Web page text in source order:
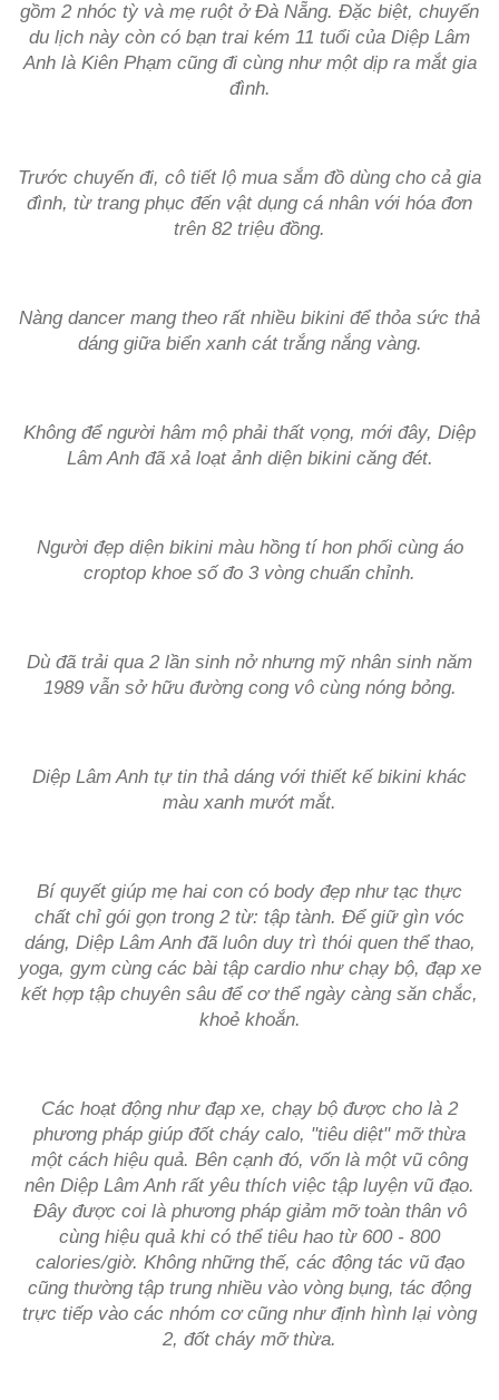
gồm 2 nhóc tỳ và mẹ ruột ở Đà Nẵng. Đặc biệt, chuyến
du lịch này còn có bạn trai kém 11 tuổi của Diệp Lâm
Anh là Kiên Phạm cũng đi cùng như một dịp ra mắt gia
đình.
Trước chuyến đi, cô tiết lộ mua sắm đồ dùng cho cả gia
đình, từ trang phục đến vật dụng cá nhân với hóa đơn
trên 82 triệu đồng.
Nàng dancer mang theo rất nhiều bikini để thỏa sức thả
dáng giữa biển xanh cát trắng nắng vàng.
Không để người hâm mộ phải thất vọng, mới đây, Diệp
Lâm Anh đã xả loạt ảnh diện bikini căng đét.
Người đẹp diện bikini màu hồng tí hon phối cùng áo
croptop khoe số đo 3 vòng chuẩn chỉnh.
Dù đã trải qua 2 lần sinh nở nhưng mỹ nhân sinh năm
1989 vẫn sở hữu đường cong vô cùng nóng bỏng.
Diệp Lâm Anh tự tin thả dáng với thiết kế bikini khác
màu xanh mướt mắt.
Bí quyết giúp mẹ hai con có body đẹp như tạc thực
chất chỉ gói gọn trong 2 từ: tập tành. Để giữ gìn vóc
dáng, Diệp Lâm Anh đã luôn duy trì thói quen thể thao,
yoga, gym cùng các bài tập cardio như chạy bộ, đạp xe
kết hợp tập chuyên sâu để cơ thể ngày càng săn chắc,
khoẻ khoắn.
Các hoạt động như đạp xe, chạy bộ được cho là 2
phương pháp giúp đốt cháy calo, "tiêu diệt" mỡ thừa
một cách hiệu quả. Bên cạnh đó, vốn là một vũ công
nên Diệp Lâm Anh rất yêu thích việc tập luyện vũ đạo.
Đây được coi là phương pháp giảm mỡ toàn thân vô
cùng hiệu quả khi có thể tiêu hao từ 600 - 800
calories/giờ. Không những thế, các động tác vũ đạo
cũng thường tập trung nhiều vào vòng bụng, tác động
trực tiếp vào các nhóm cơ cũng như định hình lại vòng
2, đốt cháy mỡ thừa.